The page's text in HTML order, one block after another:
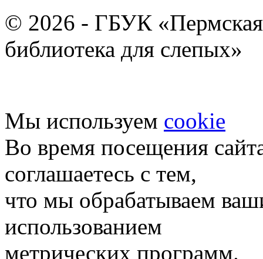
© 2026 - ГБУК «Пермская
библиотека для слепых»
Мы используем cookie
Во время посещения
соглашаетесь с тем,
что мы обрабатываем
использованием
метрических программ.